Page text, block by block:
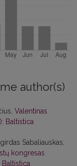
author(s)
Valentinas
Baltistica
Sabaliauskas,
kongresas
Baltistica